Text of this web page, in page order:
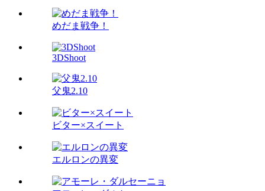
めだま戦争！
3DShoot
父鬼2.10
ビター×スイート
エルロンの異変